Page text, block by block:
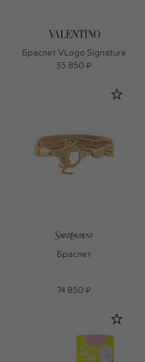
Браслет VLogo Signature
35 850 ₽
Браслет
74 850 ₽